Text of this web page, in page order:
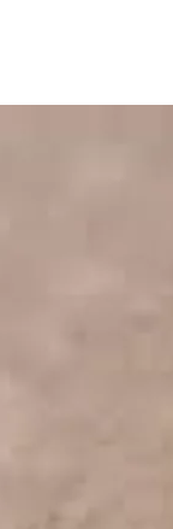
تدر نفعًا على